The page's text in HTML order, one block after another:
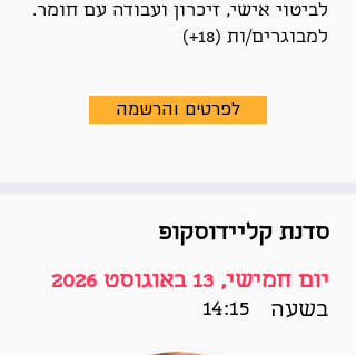
לביטוי אישי, זיכרון ועבודה עם חומר.
למבוגרים/ות (18+)
לפרטים והרשמה
סדנת קליידוסקופ
יום חמישי, 13 באוגוסט 2026
14:15
בשעה